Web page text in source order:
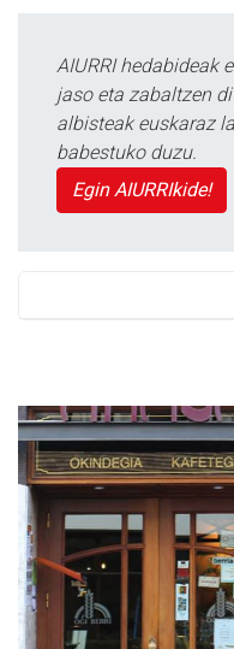
AIURRI hedabideak
jaso eta zabaltzen
albisteak euskaraz
babestuko duzu.
Egin AIURRIkide!